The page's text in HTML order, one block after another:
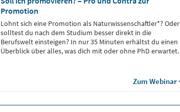
Promotion
Lohnt sich eine Promotion als Naturwissenschaftler*? Oder
solltest du nach dem Studium besser direkt in die
Berufswelt einsteigen? In nur 35 Minuten erhältst du einen
Überblick über alles, was dich mit oder ohne PhD erwartet.
Zum Webinar